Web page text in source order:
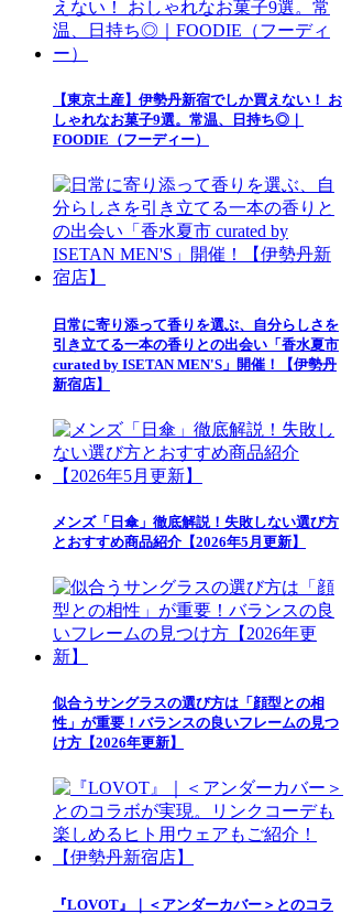
【東京土産】伊勢丹新宿でしか買えない！ お
しゃれなお菓子9選。常温、日持ち◎｜
FOODIE（フーディー）
日常に寄り添って香りを選ぶ、自分らしさを
引き立てる一本の香りとの出会い「香水夏市
curated by ISETAN MEN'S」開催！【伊勢丹
新宿店】
メンズ「日傘」徹底解説！失敗しない選び方
とおすすめ商品紹介【2026年5月更新】
似合うサングラスの選び方は「顔型との相
性」が重要！バランスの良いフレームの見つ
け方【2026年更新】
『LOVOT』｜＜アンダーカバー＞とのコラ